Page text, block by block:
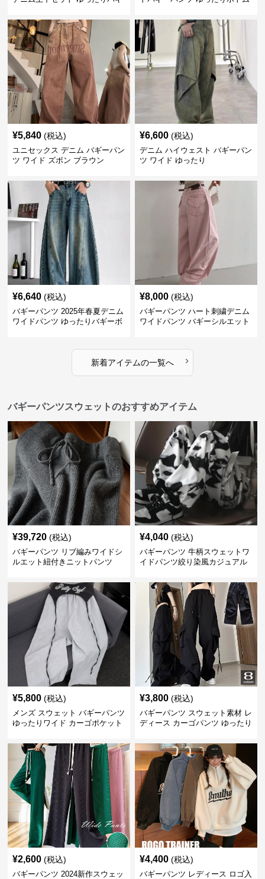
¥5,840 (税込)
ユニセックス デニム バギーパン
ツ ワイド ズボン ブラウン
¥6,600 (税込)
デニム ハイウェスト バギーパン
ツ ワイド ゆったり
¥6,640 (税込)
バギーパンツ 2025年春夏デニム
ワイドパンツ ゆったりバギーボ
¥8,000 (税込)
バギーパンツ ハート刺繍デニム
ワイドパンツ バギーシルエット
新着アイテムの一覧へ ›
バギーパンツスウェットのおすすめアイテム
¥39,720 (税込)
バギーパンツ リブ編みワイドシ
ルエット紐付きニットパンツ
¥4,040 (税込)
バギーパンツ 牛柄スウェットワ
イドパンツ絞り染風カジュアル
¥5,800 (税込)
メンズ スウェット バギーパンツ
ゆったりワイド カーゴポケット
¥3,800 (税込)
バギーパンツ スウェット素材 レ
ディース カーゴパンツ ゆったり
¥2,600 (税込)
バギーパンツ 2024新作スウェッ
¥4,400 (税込)
バギーパンツ レディース ロゴ入